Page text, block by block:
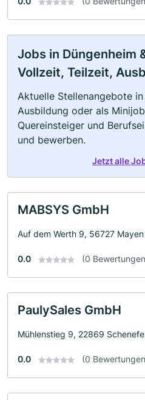
Jobs in Düngenheim
Vollzeit, Teilzeit,
Aktuelle Stellenangebote
Ausbildung oder als
Quereinsteiger und
und bewerben.
Jetzt alle
MABSYS GmbH
Auf dem Werth 9, 56727 Mayen
0.0 (0
PaulySales GmbH
Mühlenstieg 9, 22869
0.0 (0